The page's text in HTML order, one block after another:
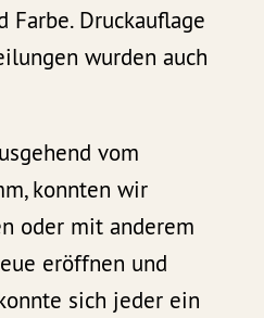
Farbe. Druckauflage
wurden auch
vom
konnten wir
oder mit anderem
eröffnen und
sich jeder ein